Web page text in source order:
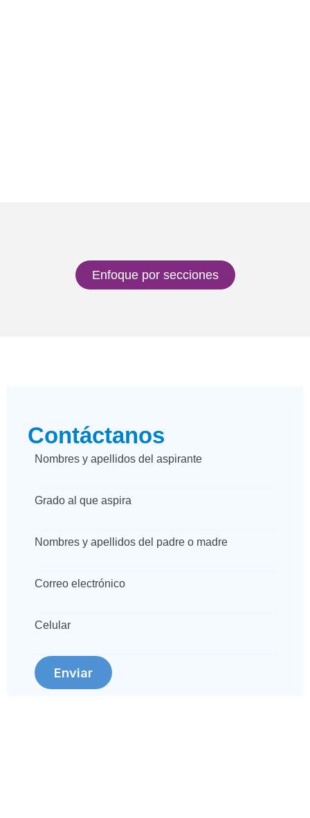
Enfoque por secciones
Contáctanos
Nombres y apellidos del aspirante
Grado al que aspira
Nombres y apellidos del padre o madre
Correo electrónico
Celular
Enviar